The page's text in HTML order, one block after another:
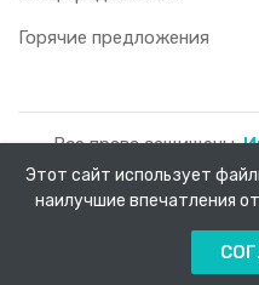
Горячие предложения
Все права защищены.
доставка
Этот сайт использует
наилучшие впечатления